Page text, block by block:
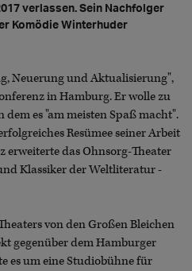
verlassen. Sein Nachfolger
Komödie Winterhuder
Neuerung und Aktualisierung",
in Hamburg. Er wolle zu
es "am meisten Spaß macht".
Resümee seiner Arbeit
erweiterte das Ohnsorg-Theater
Klassiker der Weltliteratur -
von den Großen Bleichen
gegenüber dem Hamburger
es um eine Studiobühne für